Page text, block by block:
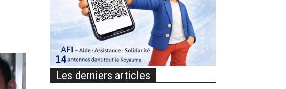
Les derniers articles